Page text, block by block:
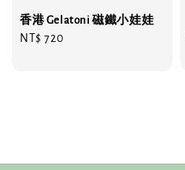
香港 Gelatoni 磁鐵小娃娃
Regular
NT$ 720